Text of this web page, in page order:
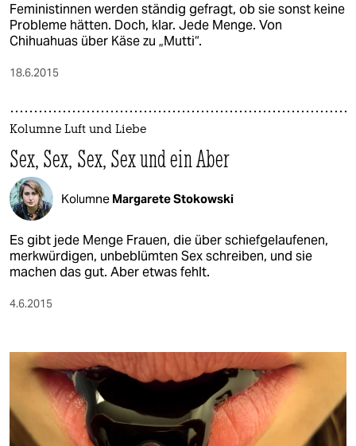
Feministinnen werden ständig gefragt, ob sie sonst keine
Probleme hätten. Doch, klar. Jede Menge. Von
Chihuahuas über Käse zu „Mutti“.
18.6.2015
Kolumne Luft und Liebe
Sex, Sex, Sex, Sex und ein Aber
Kolumne Margarete Stokowski
Es gibt jede Menge Frauen, die über schiefgelaufenen,
merkwürdigen, unbeblümten Sex schreiben, und sie
machen das gut. Aber etwas fehlt.
4.6.2015